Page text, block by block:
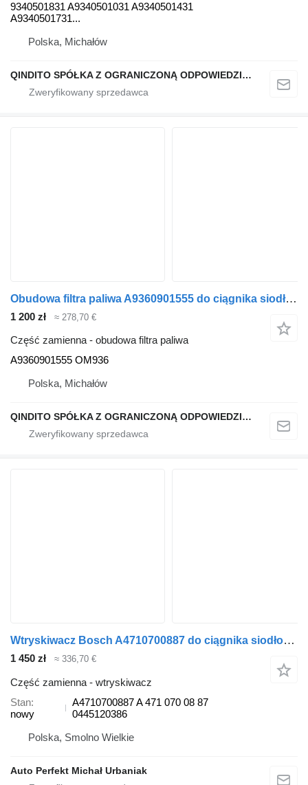
9340501831 A9340501031 A9340501431
A9340501731...
Polska, Michałów
QINDITO SPÓŁKA Z OGRANICZONĄ ODPOWIEDZIALNOŚCIĄ
Obudowa filtra paliwa A9360901555 do ciągnika siodłowego Mercedes-Benz ACTROS ATEGO AXOR ANTOS
1 200 zł ≈ 278,70 €
Część zamienna - obudowa filtra paliwa
A9360901555 OM936
Polska, Michałów
QINDITO SPÓŁKA Z OGRANICZONĄ ODPOWIEDZIALNOŚCIĄ
Wtryskiwacz Bosch A4710700887 do ciągnika siodłowego Mercedes-Benz Actros Arocs Antos Axor
1 450 zł ≈ 336,70 €
Część zamienna - wtryskiwacz
Stan
nowy
A4710700887 A 471 070 08 87
0445120386
Polska, Smolno Wielkie
Auto Perfekt Michał Urbaniak